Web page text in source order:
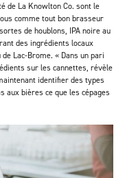
de La Knowlton Co. sont le
comme tout bon brasseur
de houblons, IPA noire au
des ingrédients locaux
Lac-Brome. « Dans un pari
sur les cannettes, révèle
identifier des types
aux bières ce que les cépages